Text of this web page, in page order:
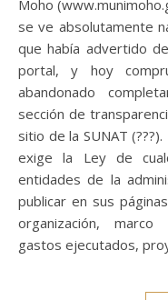
Moho
se ve absolutamente
que había advertido
portal, y hoy
abandonado
sección de
sitio de la SUNAT
exige la Ley de
entidades de la
publicar en sus
organización, marco
gastos ejecutados,